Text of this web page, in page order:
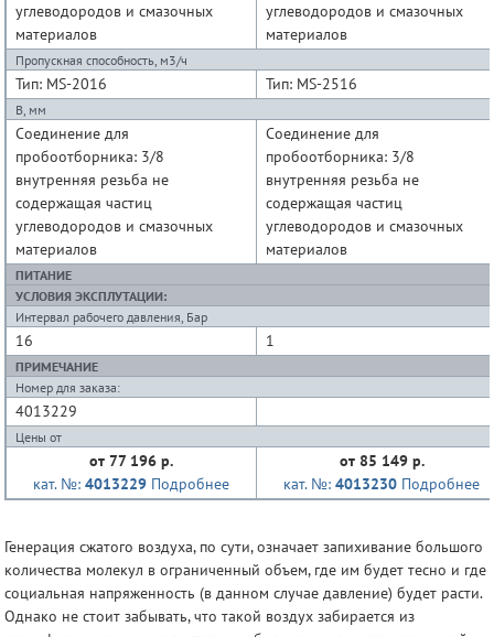
углеводородов и смазочных
материалов
углеводородов и смазочных
материалов
Пропускная способность, м3/ч
Тип: MS-2016 Тип: MS-2516
B, мм
Соединение для
пробоотборника: 3/8
внутренняя резьба не
содержащая частиц
углеводородов и смазочных
материалов
Соединение для
пробоотборника: 3/8
внутренняя резьба не
содержащая частиц
углеводородов и смазочных
материалов
ПИТАНИЕ
УСЛОВИЯ ЭКСПЛУТАЦИИ:
Интервал рабочего давления, Бар
16 1
ПРИМЕЧАНИЕ
Номер для заказа:
4013229
Цены от
от 77 196 р.
кат. №: 4013229 Подробнее
от 85 149 р.
кат. №: 4013230 Подробнее
Генерация сжатого воздуха, по сути, означает запихивание большого
количества молекул в ограниченный объем, где им будет тесно и где
социальная напряженность (в данном случае давление) будет расти.
Однако не стоит забывать, что такой воздух забирается из